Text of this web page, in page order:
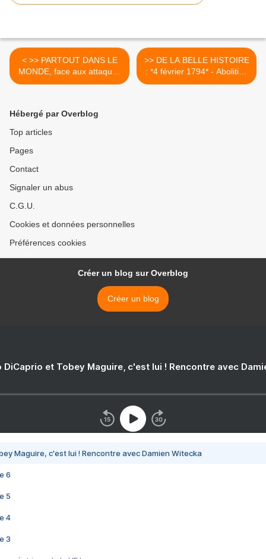
< >> PARTOUT DANS LE
MONDE, face aux attaques
du CAPITALISME EN
DE CLASSE !
>> DE LA BELLE HISTOIRE
: *4 février 1794* - Abolition
de... >
Hébergé par Overblog
Top articles
Pages
Contact
Signaler un abus
C.G.U.
Cookies et données personnelles
Préférences cookies
Créer un blog sur Overblog
Créer un blog
DiCaprio et Tobey Maguire, c'est lui ! Rencontre avec
Maguire, c'est lui ! Rencontre avec Damien Witecka
6
5
4
3